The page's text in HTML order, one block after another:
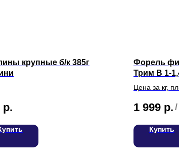
крупные б/к 385г
р.
Форель
Трим B 1-
Цена за кг,
1 999 р. /
Купить
Для оптовых клиентов